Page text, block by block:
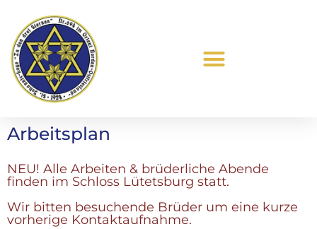
Arbeitsplan
NEU! Alle Arbeiten & brüderliche Abende
finden im Schloss Lütetsburg statt.
Wir bitten besuchende Brüder um eine kurze
vorherige Kontaktaufnahme.